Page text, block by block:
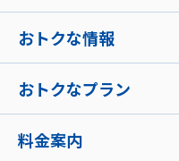
おトクな情報
おトクなプラン
料金案内